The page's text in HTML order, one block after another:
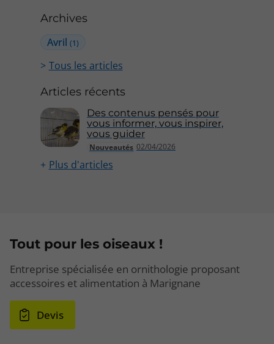
Archives
Avril (1)
Tous les articles
Articles récents
Nouveautés 02/04/2026
Des contenus pensés pour
vous informer, vous inspirer,
vous guider
Plus d'articles
Tout pour les oiseaux !
Entreprise spécialisée en ornithologie proposant
accessoires et alimentation à Marignane
Devis